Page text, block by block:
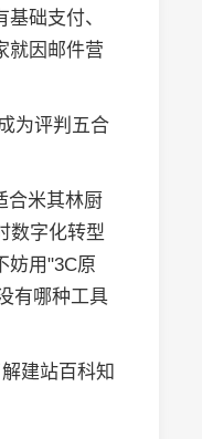
础支付、
就因邮件营
为评判五合
合米其林厨
数字化转型
妨用"3C原
有哪种工具
建站百科知